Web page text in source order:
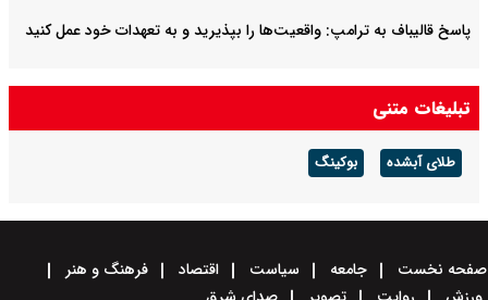
پاسخ قالیباف به ترامپ: واقعیت‌ها را بپذیرید و به تعهدات خود عمل کنید
تبلیغات متنی
طلای آبشده بوکینگ
صفحه نخست جامعه سیاست اقتصاد
فرهنگ و هنر